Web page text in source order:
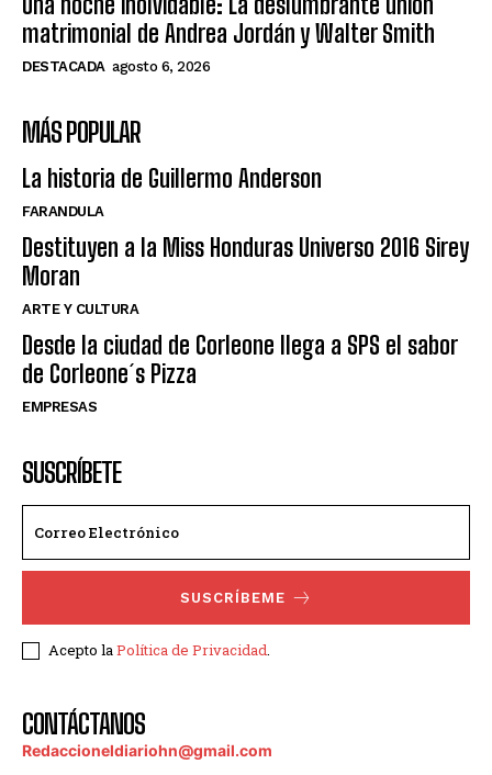
matrimonial de Andrea Jordán y Walter Smith
DESTACADA agosto 6, 2026
MÁS POPULAR
La historia de Guillermo Anderson
FARANDULA
Destituyen a la Miss Honduras Universo 2016 Sirey
Moran
ARTE Y CULTURA
Desde la ciudad de Corleone llega a SPS el sabor
de Corleone´s Pizza
EMPRESAS
SUSCRÍBETE
SUSCRÍBEME
Acepto laPolítica de Privacidad.
CONTÁCTANOS
Redaccioneldiariohn@gmail.com